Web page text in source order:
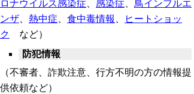
ロナウイルス感染症
感染症
鳥インフルエ
ンザ
熱中症 食中毒情報
ヒートショッ
ク
など）
防犯情報
（不審者、詐欺注意、行方不明の方の情報提
供依頼など）